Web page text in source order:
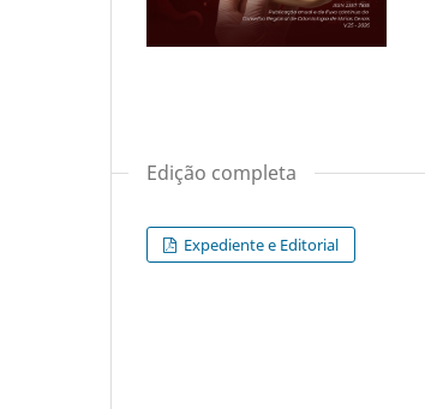
Edição completa
Expediente e Editorial